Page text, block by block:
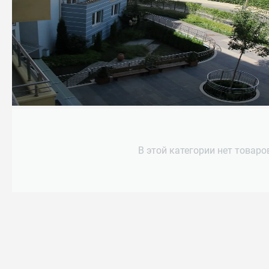
В этой категории нет